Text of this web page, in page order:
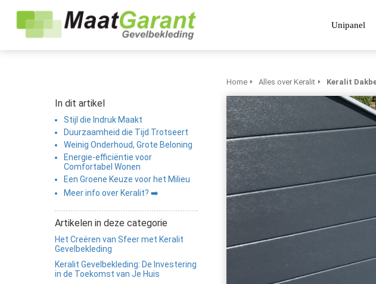
Unipanel
In dit artikel
Stijl die Indruk Maakt
Duurzaamheid die Tijd Trotseert
Weinig Onderhoud, Grote Beloning
Energie-efficiëntie voor
Comfortabel Wonen
Een Groene Keuze voor het Milieu
Meer info over Keralit? ➡️
Artikelen in deze categorie
Het Creëren van Sfeer met Keralit
Gevelbekleding
Keralit Gevelbekleding: De Investering
in de Toekomst van Je Huis
Home Alles over Keralit Keralit